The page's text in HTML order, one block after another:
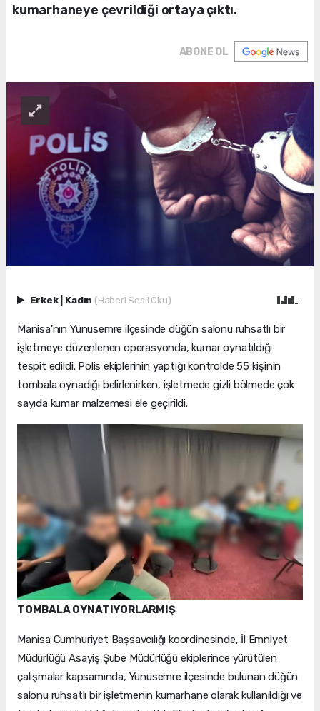
kumarhaneye çevrildiği ortaya çıktı.
ABONE OL
Erkek Kadın (Haberi Sesli Oku)
Manisa'nın Yunusemre ilçesinde düğün salonu ruhsatlı bir
işletmeye düzenlenen operasyonda, kumar oynatıldığı
tespit edildi. Polis ekiplerinin yaptığı kontrolde 55 kişinin
tombala oynadığı belirlenirken, işletmede gizli bölmede çok
sayıda kumar malzemesi ele geçirildi.
TOMBALA OYNATIYORLARMIŞ
Manisa Cumhuriyet Başsavcılığı koordinesinde, İl Emniyet
Müdürlüğü Asayiş Şube Müdürlüğü ekiplerince yürütülen
çalışmalar kapsamında, Yunusemre ilçesinde bulunan düğün
salonu ruhsatlı bir işletmenin kumarhane olarak kullanıldığı ve